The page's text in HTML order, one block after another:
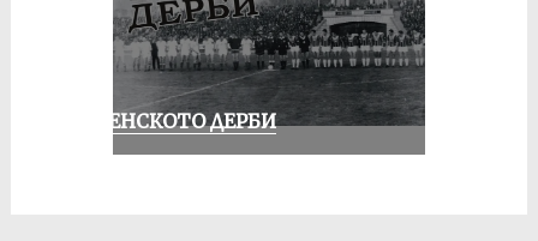
РУСЕНСКОТО ДЕРБИ